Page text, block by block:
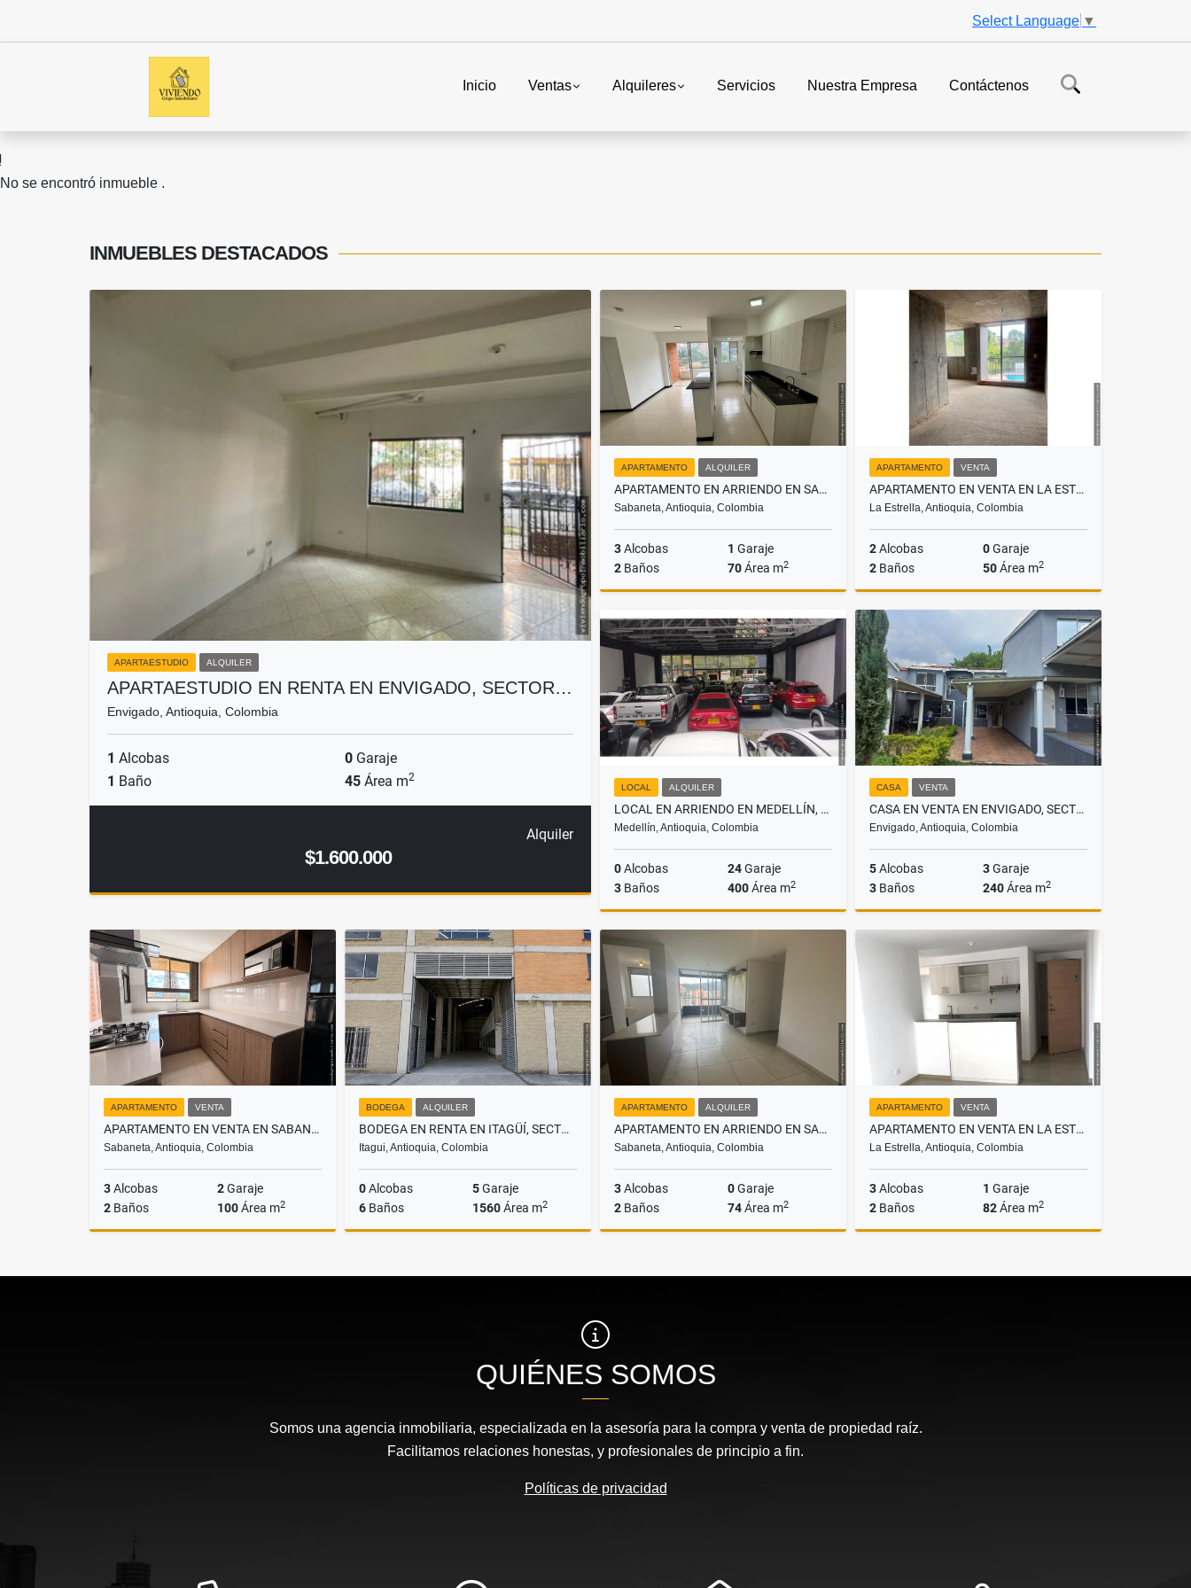
Select Language ▼
Inicio Ventas Alquileres Servicios Nuestra Empresa Contáctenos
No se encontró inmueble .
INMUEBLES DESTACADOS
APARTAESTUDIO ALQUILER
APARTAESTUDIO EN RENTA EN ENVIGADO, SECTOR…
Envigado, Antioquia, Colombia
1 Alcobas 0 Garaje
1 Baño 45 Área m2
Alquiler
$1.600.000
APARTAMENTO ALQUILER
APARTAMENTO EN ARRIENDO EN SABANETA, SECTOR ASDESILLAS
Sabaneta, Antioquia, Colombia
3Alcobas 1 Garaje
2 Baños 70Área m2
Alquiler
$3.200.000
APARTAMENTO VENTA
APARTAMENTO EN VENTA EN LA ESTRELLA, SECTOR ANCÓN
La Estrella, Antioquia, Colombia
2Alcobas 0Garaje
2 Baños 50Área m2
Venta
$235.000.000
LOCAL ALQUILER
LOCAL EN ARRIENDO EN MEDELLÍN, SECTOR LAURELES
Medellín, Antioquia, Colombia
0Alcobas 24Garaje
3 Baños 400Área m2
$26.000.000
CASA VENTA
CASA EN VENTA EN ENVIGADO, SECTOR LAS ANTILLAS
Envigado, Antioquia, Colombia
5Alcobas 3Garaje
3 Baños 240Área m2
$1.000.000.000
APARTAMENTO VENTA
APARTAMENTO EN VENTA EN SABANETA, SECTOR EL CARMELO
Sabaneta, Antioquia, Colombia
3Alcobas 2Garaje
2 Baños 100Área m2
$850.000.000
BODEGA ALQUILER
BODEGA EN RENTA EN ITAGÜÍ, SECTOR AUTOPISTA
Itagui, Antioquia, Colombia
0Alcobas 5Garaje
6 Baños 1560Área m2
$70.000.000
APARTAMENTO ALQUILER
APARTAMENTO EN ARRIENDO EN SABANETA, SECTOR LAS LOMITAS
Sabaneta, Antioquia, Colombia
3Alcobas 0Garaje
2 Baños 74Área m2
$3.000.000
APARTAMENTO VENTA
APARTAMENTO EN VENTA EN LA ESTRELLA, SECTOR LA ALDEA
La Estrella, Antioquia, Colombia
3Alcobas 1 Garaje
2 Baños 82Área m2
$520.000.000
QUIÉNES SOMOS
Somos una agencia inmobiliaria, especializada en la asesoría para la compra y venta de propiedad raíz.
Facilitamos relaciones honestas, y profesionales de principio a fin.
Políticas de privacidad